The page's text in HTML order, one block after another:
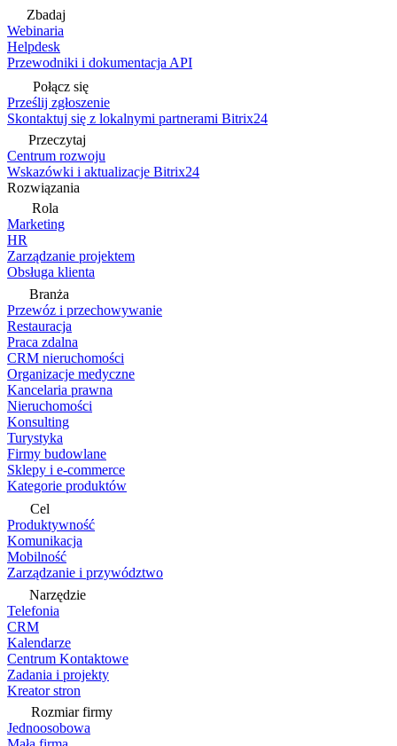
Zbadaj
Webinaria
Helpdesk
Przewodniki i dokumentacja API
Połącz się
Prześlij zgłoszenie
Skontaktuj się z lokalnymi partnerami Bitrix24
Przeczytaj
Centrum rozwoju
Wskazówki i aktualizacje Bitrix24
Rozwiązania
Rola
Marketing
HR
Zarządzanie projektem
Obsługa klienta
Branża
Przewóz i przechowywanie
Restauracja
Praca zdalna
CRM nieruchomości
Organizacje medyczne
Kancelaria prawna
Nieruchomości
Konsulting
Turystyka
Firmy budowlane
Sklepy i e-commerce
Kategorie produktów
Cel
Produktywność
Komunikacja
Mobilność
Zarządzanie i przywództwo
Narzędzie
Telefonia
CRM
Kalendarze
Centrum Kontaktowe
Zadania i projekty
Kreator stron
Rozmiar firmy
Jednoosobowa